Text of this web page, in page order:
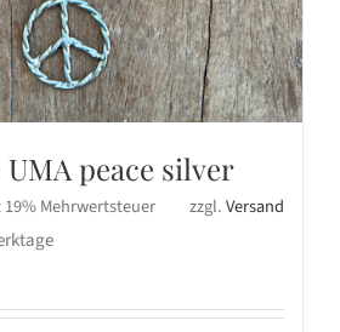
peace silver
Mehrwertsteuer zzgl.Versand